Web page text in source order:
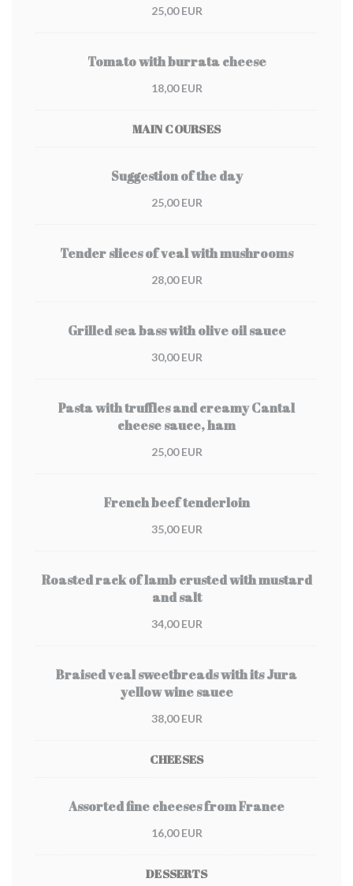
25,00 EUR
Tomato with burrata cheese
18,00 EUR
MAIN COURSES
Suggestion of the day
25,00 EUR
Tender slices of veal with mushrooms
28,00 EUR
Grilled sea bass with olive oil sauce
30,00 EUR
Pasta with truffles and creamy Cantal
cheese sauce, ham
25,00 EUR
French beef tenderloin
35,00 EUR
Roasted rack of lamb crusted with mustard
and salt
34,00 EUR
Braised veal sweetbreads with its Jura
yellow wine sauce
38,00 EUR
CHEESES
Assorted fine cheeses from France
16,00 EUR
DESSERTS